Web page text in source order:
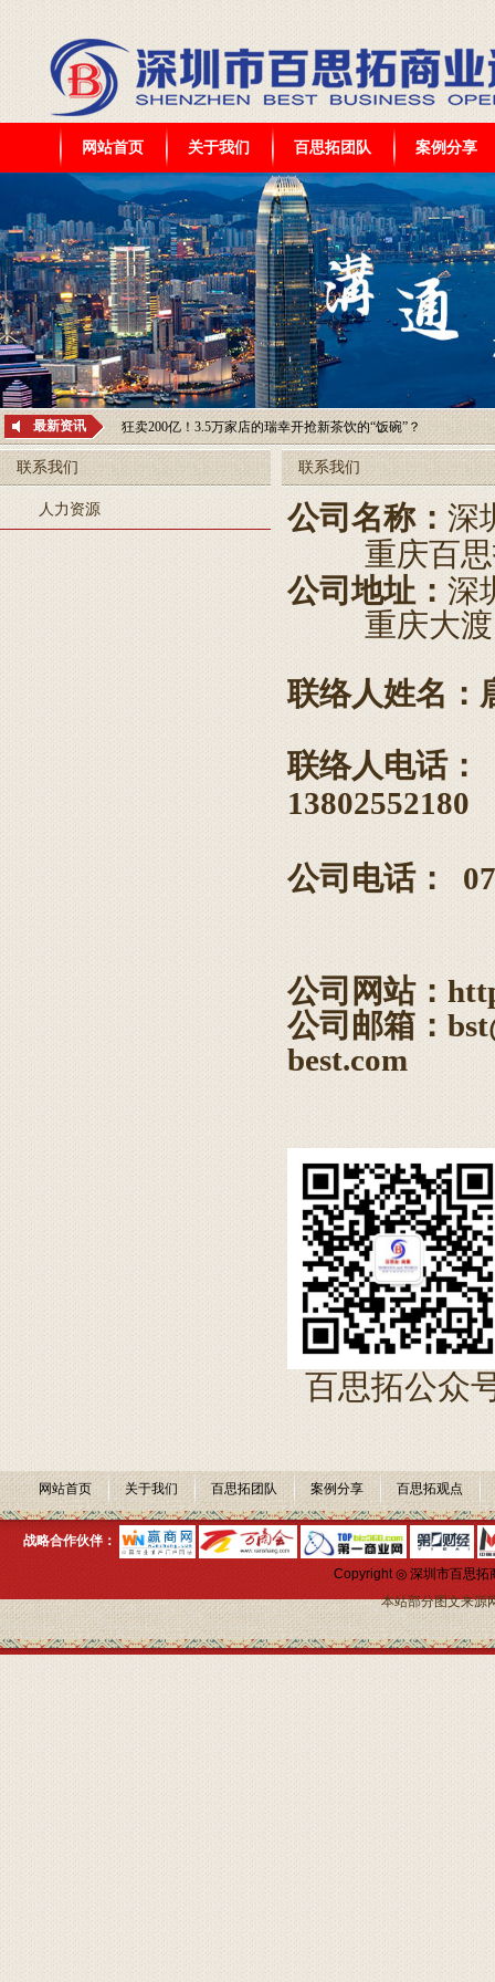
网站首页 关于我们 百思拓团队 案例分享
最新资讯
轻上签约“九球天后”潘晓婷，健康潮饮品牌为何选中她？
万亿外卖赛道竞争加剧，一棵大树如何打通美团、饿了么、淘
购，构建多平台外卖代运营高水平服务
182亿元！又一万店餐饮巨头被卖了
狂卖200亿！3.5万家店的瑞幸开抢新茶饮的“饭碗”？
海底捞开首家川菜馆，能否复制火锅的千店神话？
快餐、咖啡巨头们集体卖汉堡，汉堡战争2.0开战
5天“碰瓷”6家餐馆？别让恶意索赔压垮中小商家
麦当劳“大拱门”营销活动病毒式传播价值1800万美元 但客流量
2.2%
新茶饮行业“加盟为王下沉制胜”
联系我们
人力资源
联系我们
公司名称：深
重庆百思拓
公司地址：深
重庆大渡口
联络人姓名
联络人电话：
公司电话：
公司网站：
公司邮箱：
best.com
百思拓公众
网站首页 关于我们 百思拓团队 案例分享 百思拓观点
战略合作伙伴：
Copyright ◎ 深圳市百思拓
本站部分图文来源